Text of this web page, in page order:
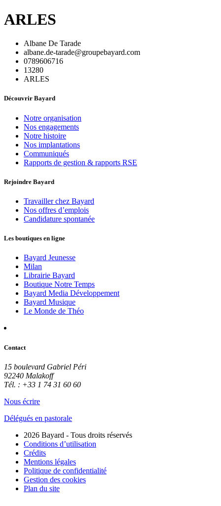
ARLES
Albane De Tarade
albane.de-tarade@groupebayard.com
0789606716
13280
ARLES
Découvrir Bayard
Notre organisation
Nos engagements
Notre histoire
Nos implantations
Communiqués
Rapports de gestion & rapports RSE
Rejoindre Bayard
Travailler chez Bayard
Nos offres d’emplois
Candidature spontanée
Les boutiques en ligne
Bayard Jeunesse
Milan
Librairie Bayard
Boutique Notre Temps
Bayard Media Développement
Bayard Musique
Le Monde de Théo
Contact
15 boulevard Gabriel Péri
92240 Malakoff
Tél. : +33 1 74 31 60 60
Nous écrire
Délégués en pastorale
2026 Bayard - Tous droits réservés
Conditions d’utilisation
Crédits
Mentions légales
Politique de confidentialité
Gestion des cookies
Plan du site